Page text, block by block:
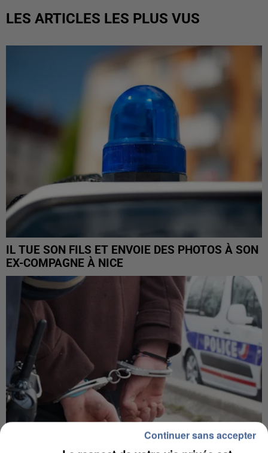
LES ARTICLES LES PLUS VUS
IL TUE SON FILS ET ENVOIE DES PHOTOS À SON
EX-COMPAGNE À NICE
Continuer sans accepter